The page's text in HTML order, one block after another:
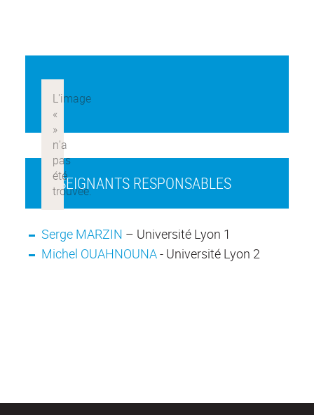
ENSEIGNANTS RESPONSABLES
Serge MARZIN – Université Lyon 1
Michel OUAHNOUNA- Université Lyon 2